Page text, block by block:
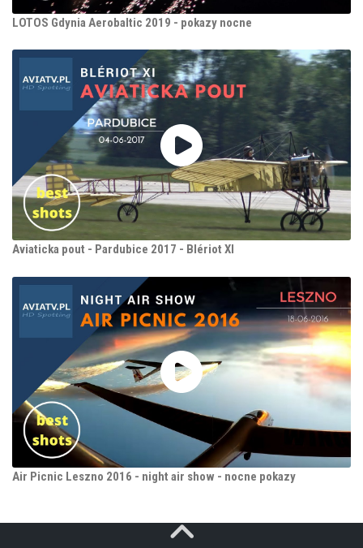
LOTOS Gdynia Aerobaltic 2019 - pokazy nocne
Aviaticka pout - Pardubice 2017 - Blériot XI
Air Picnic Leszno 2016 - night air show - nocne pokazy